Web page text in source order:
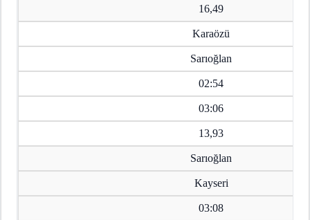
16,49
Karaözü
Sarıoğlan
02:54
03:06
13,93
Sarıoğlan
Kayseri
03:08